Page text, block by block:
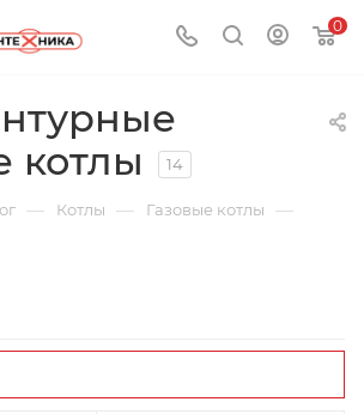
0
котлы
14
— Котлы — Газовые котлы —